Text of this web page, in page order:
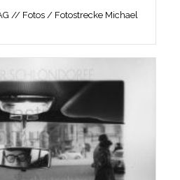
// Fotos / Fotostrecke Michael